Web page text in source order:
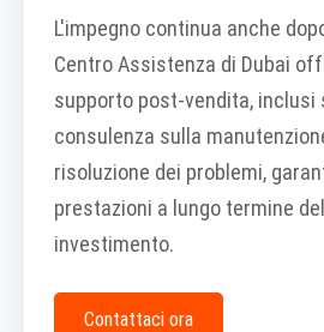
L'impegno continua anche
Centro Assistenza di Dubai
supporto post-vendita, inclusi
consulenza sulla
risoluzione dei problemi,
prestazioni a lungo termine
investimento.
Contattaci ora